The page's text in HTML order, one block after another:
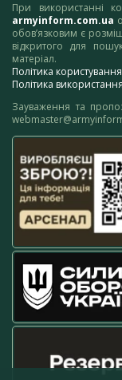
При використанні
armyinform.com.ua
обов’язковим є
відкритого для
матеріал.
Політика
Політика
Зауваження та